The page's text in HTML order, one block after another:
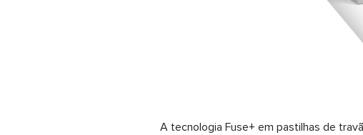
A tecnologia Fuse+ em pastilhas de